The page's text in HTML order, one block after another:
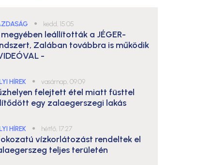
● kedd, 15:05
megyében leállították a JÉGER-
Zalában továbbra is működik
-
HÍREK ● vasárnap, 09:09
felejtett étel miatt füsttel
egy zalaegerszegi lakás
HÍREK ● hétfő, 17:27
vízkorlátozást rendeltek el
teljes területén